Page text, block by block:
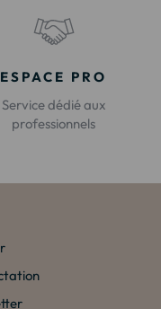
ESPACE PRO
Service dédié aux
professionnels